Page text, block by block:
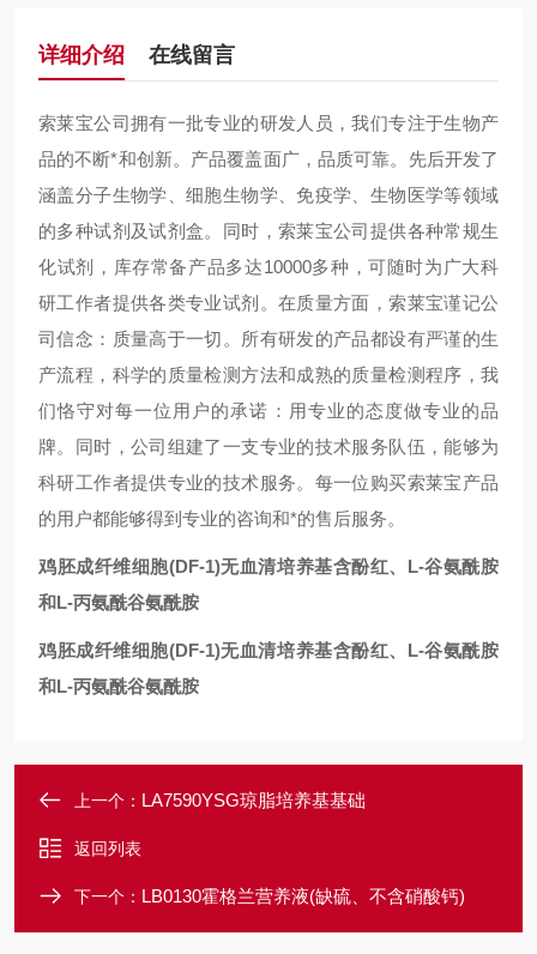
详细介绍 在线留言
索莱宝公司拥有一批专业的研发人员，我们专注于生物产
品的不断*和创新。产品覆盖面广，品质可靠。先后开发了
涵盖分子生物学、细胞生物学、免疫学、生物医学等领域
的多种试剂及试剂盒。同时，索莱宝公司提供各种常规生
化试剂，库存常备产品多达10000多种，可随时为广大科
研工作者提供各类专业试剂。在质量方面，索莱宝谨记公
司信念：质量高于一切。所有研发的产品都设有严谨的生
产流程，科学的质量检测方法和成熟的质量检测程序，我
们恪守对每一位用户的承诺：用专业的态度做专业的品
牌。同时，公司组建了一支专业的技术服务队伍，能够为
科研工作者提供专业的技术服务。每一位购买索莱宝产品
的用户都能够得到专业的咨询和*的售后服务。
鸡胚成纤维细胞(DF-1)无血清培养基含酚红、L-谷氨酰胺
和L-丙氨酰谷氨酰胺
鸡胚成纤维细胞(DF-1)无血清培养基含酚红、L-谷氨酰胺
和L-丙氨酰谷氨酰胺
上一个： LA7590YSG琼脂培养基基础
返回列表
下一个： LB0130霍格兰营养液(缺硫、不含硝酸钙)